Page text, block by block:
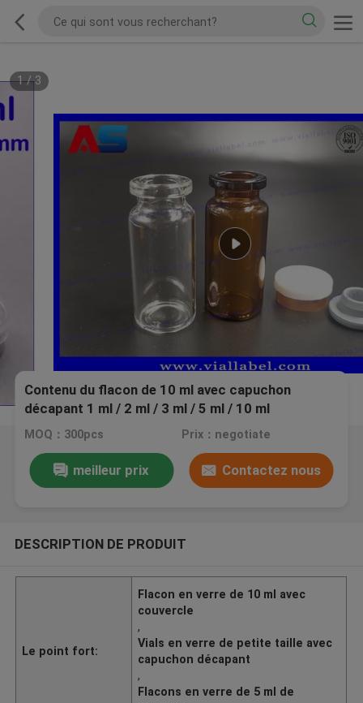
1/3
Contenu du flacon de 10 ml avec capuchon
décapant 1 ml / 2 ml / 3 ml / 5 ml / 10 ml
MOQ：300pcs Prix：negotiate
meilleur prix Contactez nous
DESCRIPTION DE PRODUIT
Le point fort:
Flacon en verre de 10 ml avec
couvercle
,
Vials en verre de petite taille avec
capuchon décapant
,
Flacons en verre de 5 ml de